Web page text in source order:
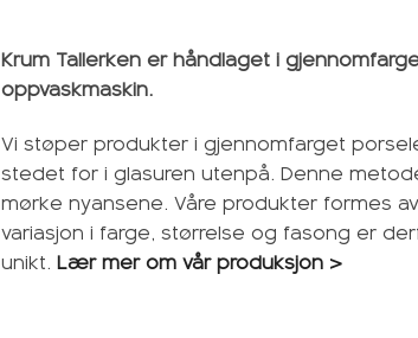
Krum Tallerken er håndlaget i
oppvaskmaskin.
Vi støper produkter i gjennomfarget
stedet for i glasuren utenpå. Denne
mørke nyansene. Våre produkter formes
variasjon i farge, størrelse og fasong er
unikt. Lær mer om vår produksjon >